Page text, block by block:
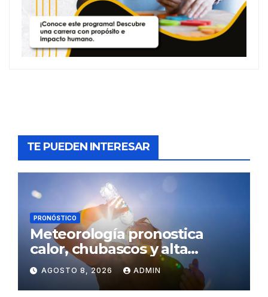
TE PUEDEN INTERESAR
PRONÓSTICO
Meteorología pronostica
calor, chubascos y alta
concentración de polvo del
Sahara para este sábado
AGOSTO 8, 2026 ADMIN